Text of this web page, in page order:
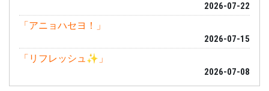
2026-07-22
「アニョハセヨ！」
2026-07-15
「リフレッシュ✨」
2026-07-08